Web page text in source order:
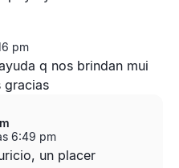
pm
q nos brindan mui
gracias
6:49 pm
un placer